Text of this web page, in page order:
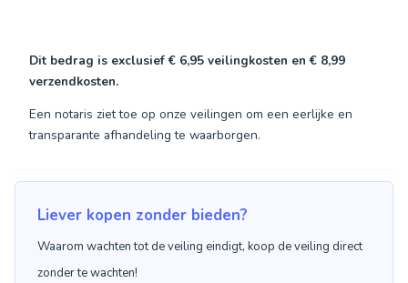
Dit bedrag is exclusief€ 6,95 veilingkosten en€ 8,99
verzendkosten.
Een notaris ziet toe op onze veilingen om een eerlijke en
transparante afhandeling te waarborgen.
Liever kopen zonder bieden?
Waarom wachten tot de veiling eindigt, koop de veiling direct
zonder te wachten!